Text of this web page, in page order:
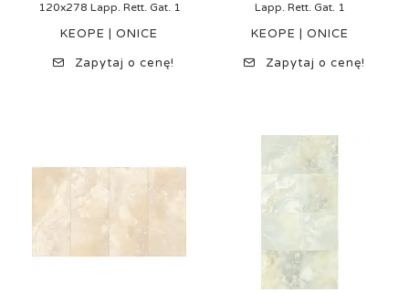
120x278 Lapp. Rett. Gat. 1
KEOPE | ONICE
Zapytaj o cenę!
Lapp. Rett. Gat. 1
KEOPE | ONICE
Zapytaj o cenę!